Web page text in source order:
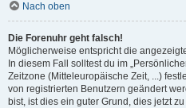
Nach oben
Die Forenuhr geht falsch!
Möglicherweise entspricht die
In diesem Fall solltest du im
Zeitzone (Mitteleuropäische Zeit, ...)
von registrierten Benutzern geändert
bist, ist dies ein guter Grund, dies jetzt